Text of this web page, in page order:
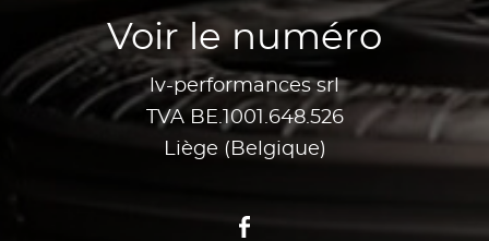
Voir le numéro
lv-performances srl
TVA BE.1001.648.526
Liège (Belgique)